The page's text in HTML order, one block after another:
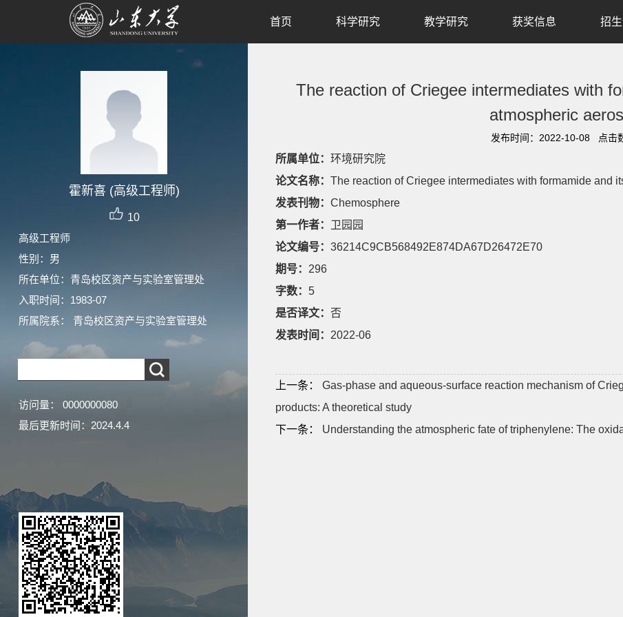
霍新喜 (高级工程师)
10
高级工程师
性别：男
所在单位：青岛校区资产与实验室管理处
入职时间：1983-07
所属院系： 青岛校区资产与实验室管理处
访问量： 0000000080
最后更新时间： 2024.4.4
首页 科学研究 教学研究 获奖信息 招
The reaction of Criegee intermediates with
atmospheric
发布时间：2022-10-08 点击
所属单位： 环境研究院
论文名称： The reaction of Criegee intermediates with formamide and
发表刊物： Chemosphere
第一作者： 卫园园
论文编号： 36214C9CB568492E874DA67D26472E70
期号： 296
字数： 5
是否译文： 否
发表时间： 2022-06
上一条：
Gas-phase and aqueous-surface reaction mechanism of
products: A theoretical study
下一条：
Understanding the atmospheric fate of triphenylene: The